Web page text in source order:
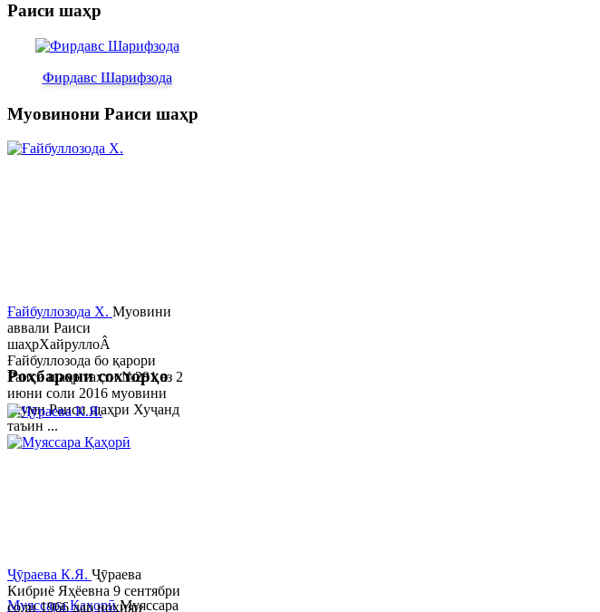
Раиси шаҳр
Фирдавс Шарифзода
Муовинони Раиси шаҳр
Ғайбуллозода Х. Муовини
аввали Раиси
шаҳрХайруллоÂ
Ғайбуллозода бо қарори
Раиси шаҳр таҳти №281 аз 2
июни соли 2016 муовини
якуми Раиси шаҳри Хуҷанд
таъин ...
Муяссара ҚаҳорӣМуяссара
Роҳбарони сохторҳо
Ҷӯраева К.Я. Ҷӯраева
Кибриё Яҳёевна 9 сентябри
соли 1966 дар ноҳияи